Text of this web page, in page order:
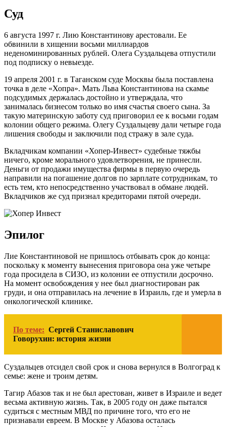
Суд
6 августа 1997 г. Лию Константинову арестовали. Ее
обвинили в хищении восьми миллиардов
неденоминированных рублей. Олега Суздальцева отпустили
под подписку о невыезде.
19 апреля 2001 г. в Таганском суде Москвы была поставлена
точка в деле «Хопра». Мать Льва Константинова на скамье
подсудимых держалась достойно и утверждала, что
занималась бизнесом только во имя счастья своего сына. За
такую материнскую заботу суд приговорил ее к восьми годам
колонии общего режима. Олегу Суздальцеву дали четыре года
лишения свободы и заключили под стражу в зале суда.
Вкладчикам компании «Хопер-Инвест» судебные тяжбы
ничего, кроме морального удовлетворения, не принесли.
Деньги от продажи имущества фирмы в первую очередь
направили на погашение долгов по зарплате сотрудникам, то
есть тем, кто непосредственно участвовал в обмане людей.
Вкладчиков же суд признал кредиторами пятой очереди.
Эпилог
Лие Константиновой не пришлось отбывать срок до конца:
поскольку к моменту вынесения приговора она уже четыре
года просидела в СИЗО, из колонии ее отпустили досрочно.
На момент освобождения у нее был диагностирован рак
груди, и она отправилась на лечение в Израиль, где и умерла в
онкологической клинике.
По теме: Сергей Станиславович
Говорухин: история жизни
Суздальцев отсидел свой срок и снова вернулся в Волгоград к
семье: жене и троим детям.
Тагир Абазов так и не был арестован, живет в Израиле и ведет
весьма активную жизнь. Так, в 2005 году он даже пытался
судиться с местным МВД по причине того, что его не
признавали евреем. В Москве у Абазова осталась